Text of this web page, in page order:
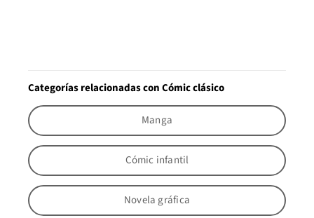
Categorías relacionadas con Cómic clásico
Manga
Cómic infantil
Novela gráfica